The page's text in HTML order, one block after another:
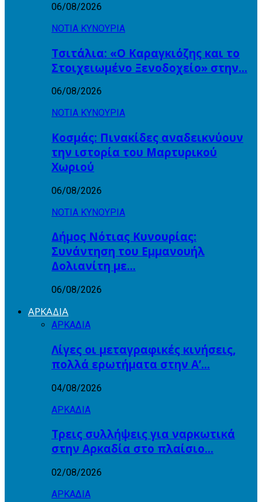
06/08/2026
ΝΟΤΙΑ ΚΥΝΟΥΡΙΑ
Τσιτάλια: «Ο Καραγκιόζης και το
Στοιχειωμένο Ξενοδοχείο» στην…
06/08/2026
ΝΟΤΙΑ ΚΥΝΟΥΡΙΑ
Κοσμάς: Πινακίδες αναδεικνύουν
την ιστορία του Μαρτυρικού
Χωριού
06/08/2026
ΝΟΤΙΑ ΚΥΝΟΥΡΙΑ
Δήμος Νότιας Κυνουρίας:
Συνάντηση του Εμμανουήλ
Δολιανίτη με…
06/08/2026
ΑΡΚΑΔΙΑ
ΑΡΚΑΔΙΑ
Λίγες οι μεταγραφικές κινήσεις,
πολλά ερωτήματα στην Α’…
04/08/2026
ΑΡΚΑΔΙΑ
Τρεις συλλήψεις για ναρκωτικά
στην Αρκαδία στο πλαίσιο…
02/08/2026
ΑΡΚΑΔΙΑ